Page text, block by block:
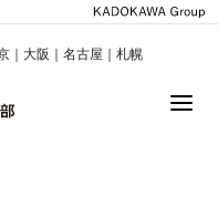
｜大阪｜名古屋｜札幌